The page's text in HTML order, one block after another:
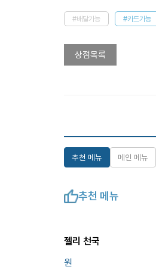
#배달가능 #카드가능
상점목록
추천 메뉴 메인 메뉴
추천 메뉴
젤리 천국
원